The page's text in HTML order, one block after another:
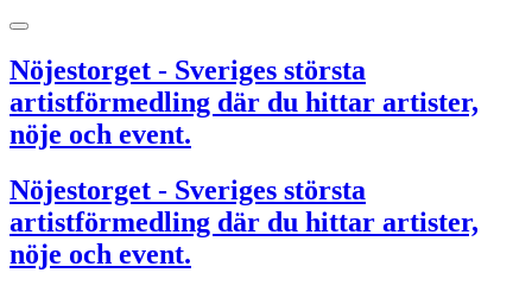
Nöjestorget - Sveriges största
artistförmedling där du hittar artister,
nöje och event.
Nöjestorget - Sveriges största
artistförmedling där du hittar artister,
nöje och event.